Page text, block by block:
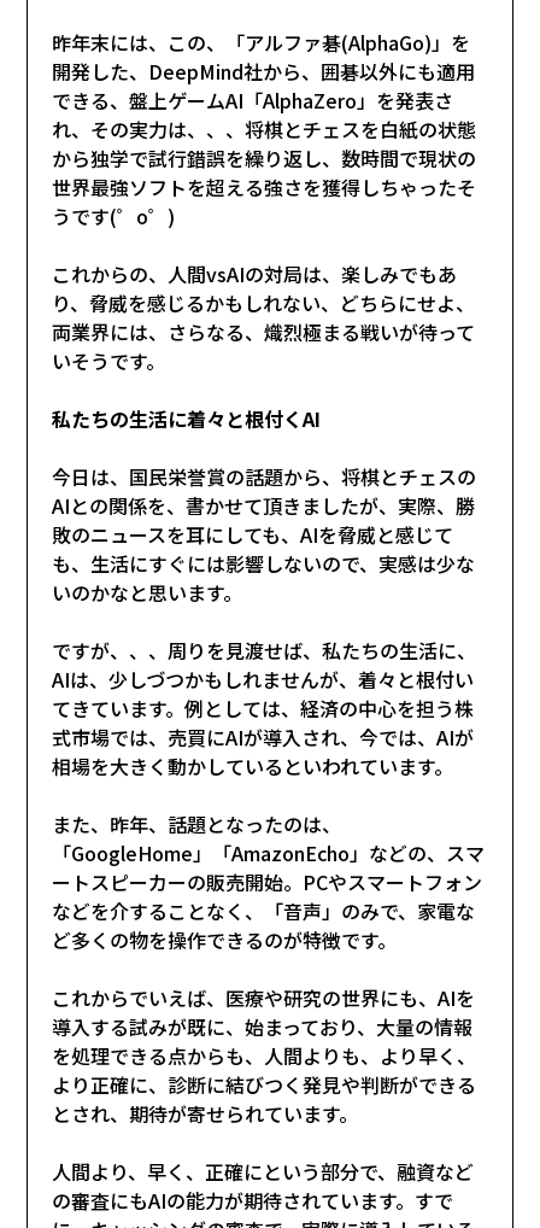
昨年末には、この、「アルファ碁(AlphaGo)」を
開発した、DeepMind社から、囲碁以外にも適用
できる、盤上ゲームAI「AlphaZero」を発表さ
れ、その実力は、、、将棋とチェスを白紙の状態
から独学で試行錯誤を繰り返し、数時間で現状の
世界最強ソフトを超える強さを獲得しちゃったそ
うです(゜o゜)
これからの、人間vsAIの対局は、楽しみでもあ
り、脅威を感じるかもしれない、どちらにせよ、
両業界には、さらなる、熾烈極まる戦いが待って
いそうです。
私たちの生活に着々と根付くAI
今日は、国民栄誉賞の話題から、将棋とチェスの
AIとの関係を、書かせて頂きましたが、実際、勝
敗のニュースを耳にしても、AIを脅威と感じて
も、生活にすぐには影響しないので、実感は少な
いのかなと思います。
ですが、、、周りを見渡せば、私たちの生活に、
AIは、少しづつかもしれませんが、着々と根付い
てきています。例としては、経済の中心を担う株
式市場では、売買にAIが導入され、今では、AIが
相場を大きく動かしているといわれています。
また、昨年、話題となったのは、
「GoogleHome」「AmazonEcho」などの、スマ
ートスピーカーの販売開始。PCやスマートフォン
などを介することなく、「音声」のみで、家電な
ど多くの物を操作できるのが特徴です。
これからでいえば、医療や研究の世界にも、AIを
導入する試みが既に、始まっており、大量の情報
を処理できる点からも、人間よりも、より早く、
より正確に、診断に結びつく発見や判断ができる
とされ、期待が寄せられています。
人間より、早く、正確にという部分で、融資など
の審査にもAIの能力が期待されています。すで